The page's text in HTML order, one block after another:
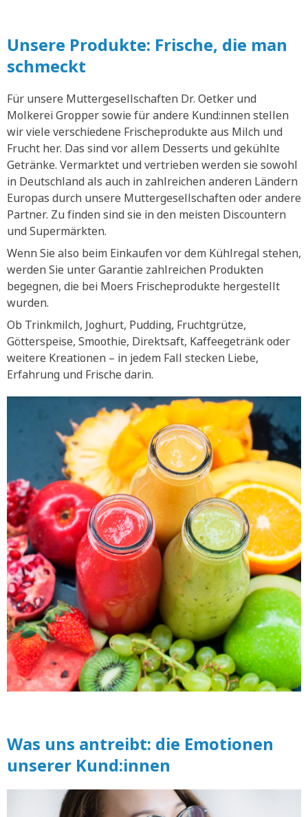
Unsere Produkte: Frische, die man
schmeckt
Für unsere Muttergesellschaften Dr. Oetker und
Molkerei Gropper sowie für andere Kund:innen stellen
wir viele verschiedene Frischeprodukte aus Milch und
Frucht her. Das sind vor allem Desserts und gekühlte
Getränke. Vermarktet und vertrieben werden sie sowohl
in Deutschland als auch in zahlreichen anderen Ländern
Europas durch unsere Muttergesellschaften oder andere
Partner. Zu finden sind sie in den meisten Discountern
und Supermärkten.
Wenn Sie also beim Einkaufen vor dem Kühlregal stehen,
werden Sie unter Garantie zahlreichen Produkten
begegnen, die bei Moers Frischeprodukte hergestellt
wurden.
Ob Trinkmilch, Joghurt, Pudding, Fruchtgrütze,
Götterspeise, Smoothie, Direktsaft, Kaffeegetränk oder
weitere Kreationen – in jedem Fall stecken Liebe,
Erfahrung und Frische darin.
Was uns antreibt: die Emotionen
unserer Kund:innen